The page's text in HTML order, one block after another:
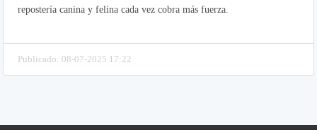
repostería canina y felina cada vez cobra más fuerza.
Publicado: 08-07-2025 17:22